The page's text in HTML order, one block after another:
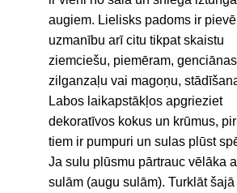
augiem. Lielisks padoms ir
uzmanību arī citu tikpat skaistu
ziemciešu, piemēram,
zilganzaļu vai magoņu,
Labos laikapstākļos apgrieziet
dekoratīvos kokus un krūmus,
tiem ir pumpuri un sulas plūst
Ja sulu plūsmu pārtrauc vēlāka
sulām (augu sulām). Turklāt